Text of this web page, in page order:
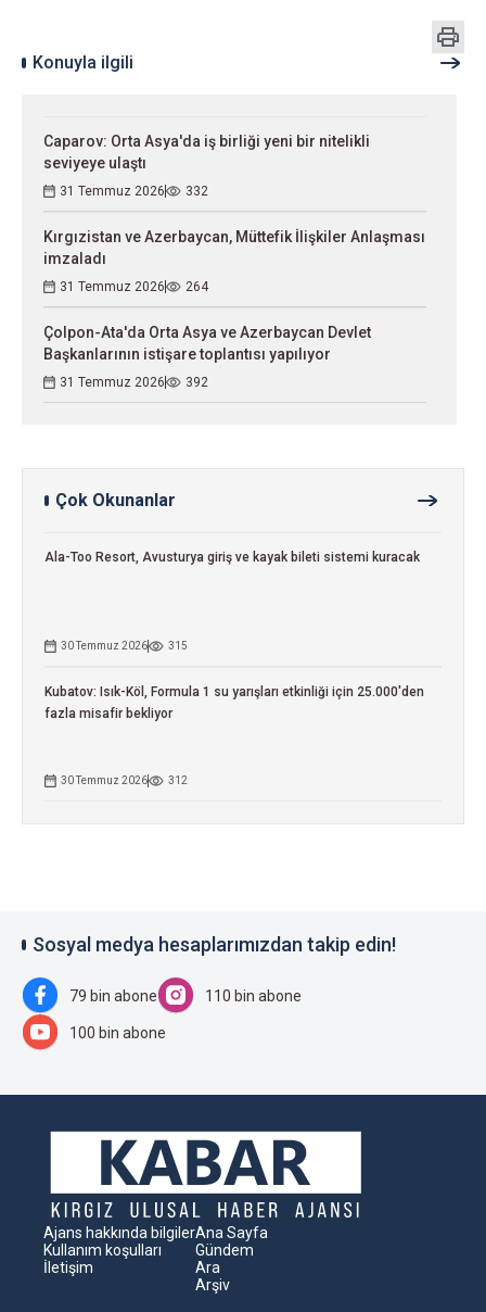
Konuyla ilgili
Caparov: Orta Asya'da iş birliği yeni bir nitelikli
seviyeye ulaştı
31 Temmuz 2026 332
Kırgızistan ve Azerbaycan, Müttefik İlişkiler Anlaşması
imzaladı
31 Temmuz 2026 264
Çolpon-Ata'da Orta Asya ve Azerbaycan Devlet
Başkanlarının istişare toplantısı yapılıyor
31 Temmuz 2026 392
Çok Okunanlar
Ala-Too Resort, Avusturya giriş ve kayak bileti sistemi kuracak
30 Temmuz 2026 315
Kubatov: Isık-Köl, Formula 1 su yarışları etkinliği için 25.000'den
fazla misafir bekliyor
30 Temmuz 2026 312
Sosyal medya hesaplarımızdan takip edin!
79 bin abone 110 bin abone
100 bin abone
Ajans hakkında bilgiler
Kullanım koşulları
İletişim
Ana Sayfa
Gündem
Ara
Arşiv